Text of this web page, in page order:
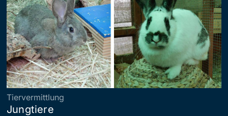
Tiervermittlung
Jungtiere